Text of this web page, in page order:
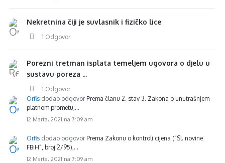
Nekretnina čiji je suvlasnik i fizičko lice
1 Odgovor
Porezni tretman isplata temeljem ugovora o djelu u
sustavu poreza ...
1 Odgovor
Orfis dodao odgovor Prema članu 2. stav 3. Zakona o unutrašnjem
platnom prometu,…
12 Marta, 2021 na 7:09 am
Orfis dodao odgovor Prema Zakonu o kontroli cijena (“Sl. novine
FBiH”, broj 2/95),…
12 Marta, 2021 na 7:09 am